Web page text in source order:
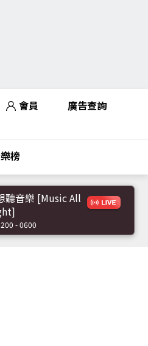
會員 廣告查詢
榜
聽音樂 [Music All
- 0600